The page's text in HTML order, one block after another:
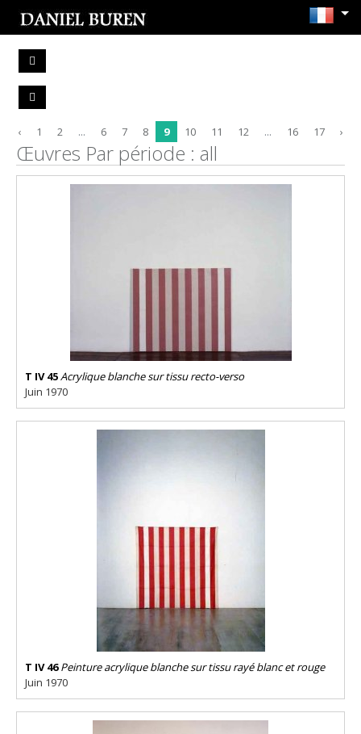
‹ 1 2 ... 6 7 8 9 10 11 12 ... 16 17 ›
Œuvres Par période : all
T IV 45Acrylique blanche sur tissu recto-verso
Juin 1970
T IV 46 Peinture acrylique blanche sur tissu rayé blanc et rouge
Juin 1970